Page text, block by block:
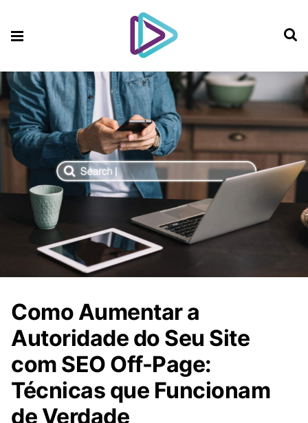
Como Aumentar a
Autoridade do Seu Site
com SEO Off-Page:
Técnicas que Funcionam
de Verdade